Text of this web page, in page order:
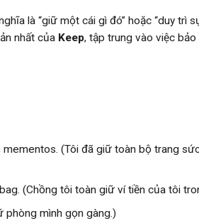
là “giữ một cái gì đó” hoặc “duy trì
nhất của Keep, tập trung vào việc
mementos. (Tôi đã giữ toàn bộ trang
(Chồng tôi toàn giữ ví tiền của tôi
phòng mình gọn gàng.)